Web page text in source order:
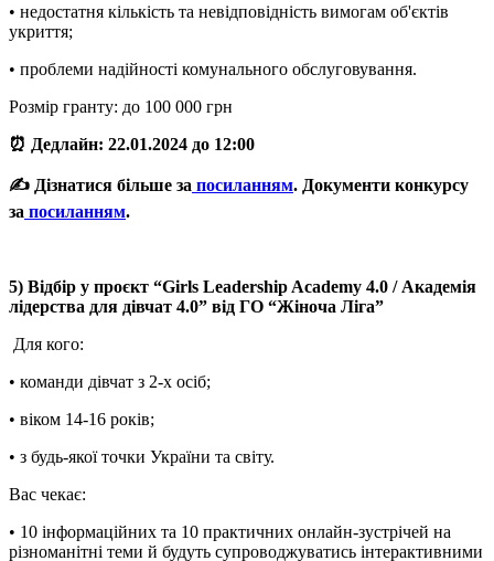
• недостатня кількість та невідповідність вимогам об'єктів
укриття;
• проблеми надійності комунального обслуговування.
Розмір гранту: до 100 000 грн
⏰ Дедлайн: 22.01.2024 до 12:00
✍️ Дізнатися більше за посиланням. Документи конкурсу
за посиланням.
5) Відбір у проєкт “Girls Leadership Academy 4.0 / Академія
лідерства для дівчат 4.0” від ГО “Жіноча Ліга”
Для кого:
• команди дівчат з 2-х осіб;
• віком 14-16 років;
• з будь-якої точки України та світу.
Вас чекає:
• 10 інформаційних та 10 практичних онлайн-зустрічей на
різноманітні теми й будуть супроводжуватись інтерактивними